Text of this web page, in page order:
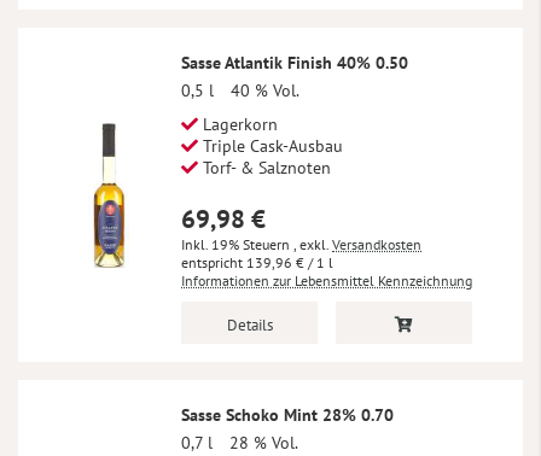
Sasse Atlantik Finish 40% 0.50
0,5 l
40 % Vol.
Lagerkorn
Triple Cask-Ausbau
Torf- & Salznoten
69,98 €
Inkl. 19% Steuern , exkl. Versandkosten
139,96 € / 1 l
Informationen zur Lebensmittel Kennzeichnung
Details
Sasse Schoko Mint 28% 0.70
0,7 l
28 % Vol.